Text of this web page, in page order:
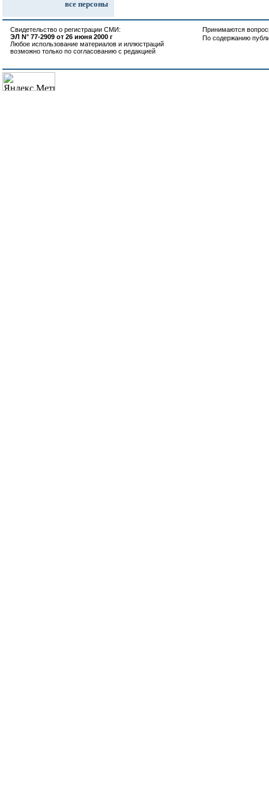
все персоны
Свидетельство о регистрации СМИ:
ЭЛ N° 77-2909 от 26 июня 2000 г
Любое использование материалов и иллюстраций
возможно только по согласованию с редакцией
Принимаются
По содержанию